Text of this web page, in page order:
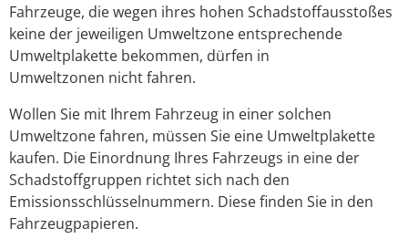
Fahrzeuge, die wegen ihres hohen Schadstoffausstoßes
keine der jeweiligen Umweltzone entsprechende
Umweltplakette bekommen, dürfen in
Umweltzonen nicht fahren.
Wollen Sie mit Ihrem Fahrzeug in einer solchen
Umweltzone fahren, müssen Sie eine Umweltplakette
kaufen. Die Einordnung Ihres Fahrzeugs in eine der
Schadstoffgruppen richtet sich nach den
Emissionsschlüsselnummern. Diese finden Sie in den
Fahrzeugpapieren.